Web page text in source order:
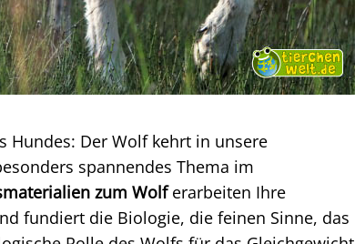
Hundes: Der Wolf kehrt in unsere
spannendes Thema im
zum Wolferarbeiten Ihre
fundiert die Biologie, die feinen Sinne, das